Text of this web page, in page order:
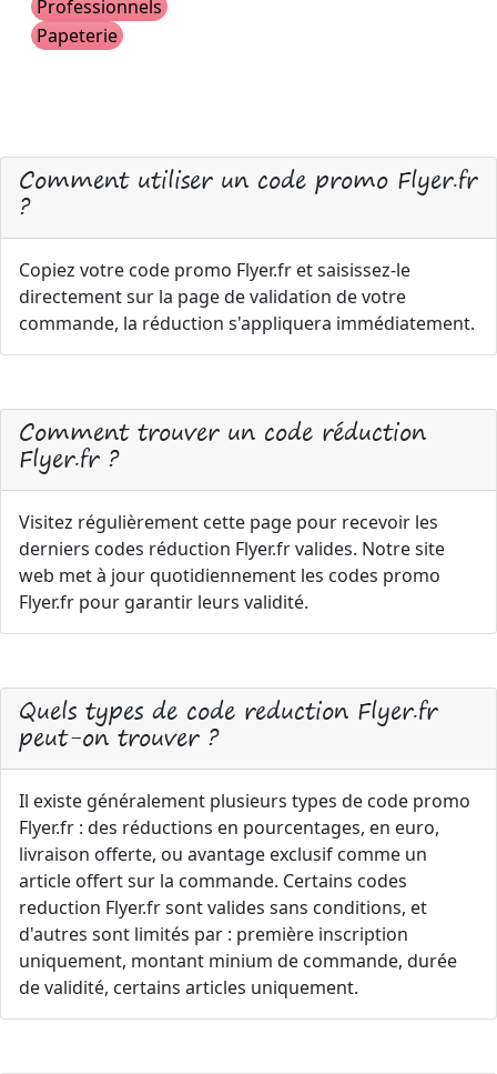
Professionnels
Papeterie
Comment utiliser un code promo Flyer.fr
?
Copiez votre code promo Flyer.fr et saisissez-le
directement sur la page de validation de votre
commande, la réduction s'appliquera immédiatement.
Comment trouver un code réduction
Flyer.fr ?
Visitez régulièrement cette page pour recevoir les
derniers codes réduction Flyer.fr valides. Notre site
web met à jour quotidiennement les codes promo
Flyer.fr pour garantir leurs validité.
Quels types de code reduction Flyer.fr
peut-on trouver ?
Il existe généralement plusieurs types de code promo
Flyer.fr : des réductions en pourcentages, en euro,
livraison offerte, ou avantage exclusif comme un
article offert sur la commande. Certains codes
reduction Flyer.fr sont valides sans conditions, et
d'autres sont limités par : première inscription
uniquement, montant minium de commande, durée
de validité, certains articles uniquement.